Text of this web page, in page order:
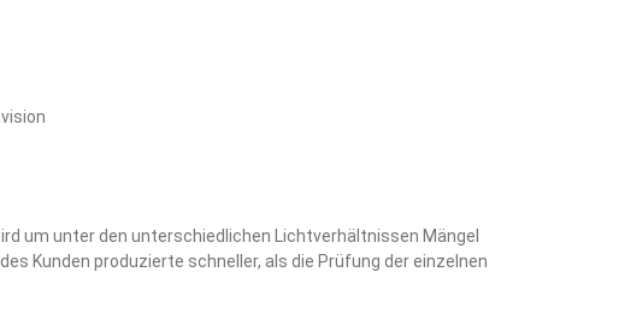
um unter den unterschiedlichen Lichtverhältnissen Mängel
Kunden produzierte schneller, als die Prüfung der einzelnen